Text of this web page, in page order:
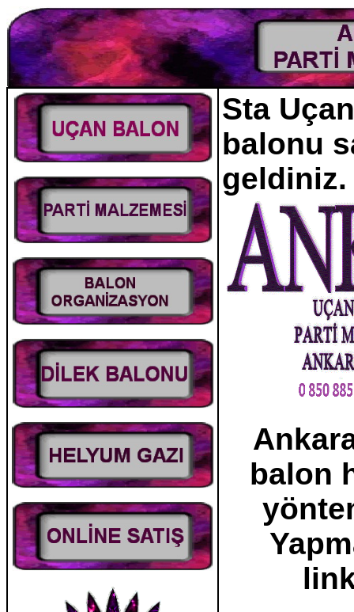
Sta
balonu
geldiniz.
balon